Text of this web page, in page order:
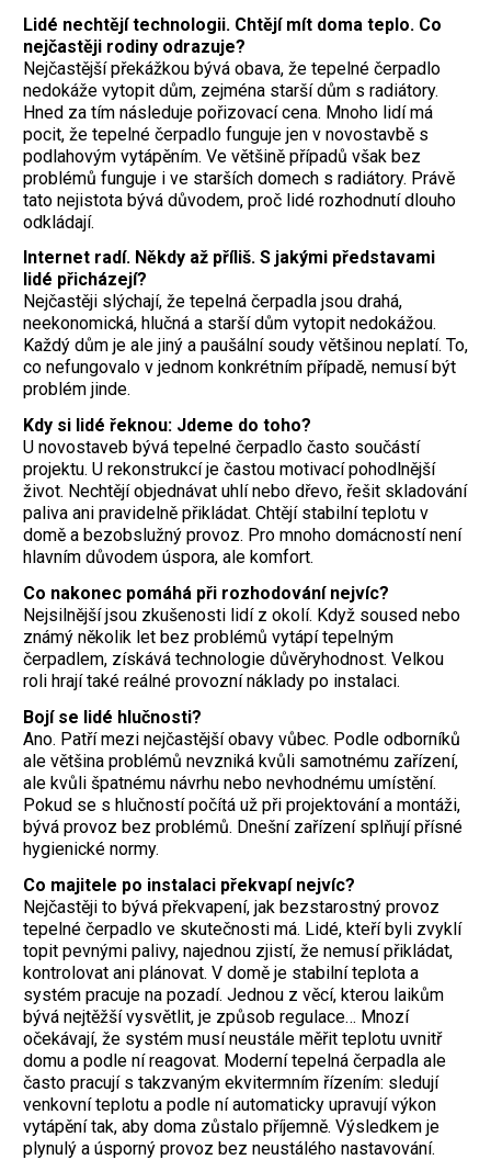
Lidé nechtějí technologii. Chtějí mít doma teplo. Co
nejčastěji rodiny odrazuje?
Nejčastější překážkou bývá obava, že tepelné čerpadlo
nedokáže vytopit dům, zejména starší dům s radiátory.
Hned za tím následuje pořizovací cena. Mnoho lidí má
pocit, že tepelné čerpadlo funguje jen v novostavbě s
podlahovým vytápěním. Ve většině případů však bez
problémů funguje i ve starších domech s radiátory. Právě
tato nejistota bývá důvodem, proč lidé rozhodnutí dlouho
odkládají.
Internet radí. Někdy až příliš. S jakými představami
lidé přicházejí?
Nejčastěji slýchají, že tepelná čerpadla jsou drahá,
neekonomická, hlučná a starší dům vytopit nedokážou.
Každý dům je ale jiný a paušální soudy většinou neplatí. To,
co nefungovalo v jednom konkrétním případě, nemusí být
problém jinde.
Kdy si lidé řeknou: Jdeme do toho?
U novostaveb bývá tepelné čerpadlo často součástí
projektu. U rekonstrukcí je častou motivací pohodlnější
život. Nechtějí objednávat uhlí nebo dřevo, řešit skladování
paliva ani pravidelně přikládat. Chtějí stabilní teplotu v
domě a bezobslužný provoz. Pro mnoho domácností není
hlavním důvodem úspora, ale komfort.
Co nakonec pomáhá při rozhodování nejvíc?
Nejsilnější jsou zkušenosti lidí z okolí. Když soused nebo
známý několik let bez problémů vytápí tepelným
čerpadlem, získává technologie důvěryhodnost. Velkou
roli hrají také reálné provozní náklady po instalaci.
Bojí se lidé hlučnosti?
Ano. Patří mezi nejčastější obavy vůbec. Podle odborníků
ale většina problémů nevzniká kvůli samotnému zařízení,
ale kvůli špatnému návrhu nebo nevhodnému umístění.
Pokud se s hlučností počítá už při projektování a montáži,
bývá provoz bez problémů. Dnešní zařízení splňují přísné
hygienické normy.
Co majitele po instalaci překvapí nejvíc?
Nejčastěji to bývá překvapení, jak bezstarostný provoz
tepelné čerpadlo ve skutečnosti má. Lidé, kteří byli zvyklí
topit pevnými palivy, najednou zjistí, že nemusí přikládat,
kontrolovat ani plánovat. V domě je stabilní teplota a
systém pracuje na pozadí. Jednou z věcí, kterou laikům
bývá nejtěžší vysvětlit, je způsob regulace… Mnozí
očekávají, že systém musí neustále měřit teplotu uvnitř
domu a podle ní reagovat. Moderní tepelná čerpadla ale
často pracují s takzvaným ekvitermním řízením: sledují
venkovní teplotu a podle ní automaticky upravují výkon
vytápění tak, aby doma zůstalo příjemně. Výsledkem je
plynulý a úsporný provoz bez neustálého nastavování.